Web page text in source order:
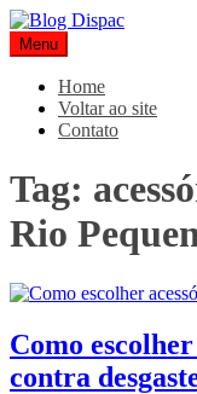
Pular
para
o
conteúdo
Blog Dispac
Soluções completas em
Menu
Home
Voltar ao site
Contato
Tag:
Rio
Como
contra